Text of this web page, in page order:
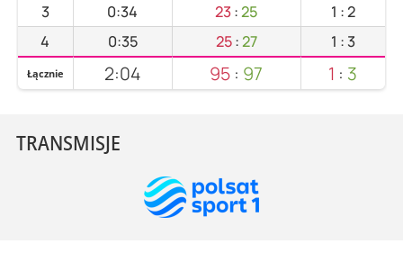
3
0:34 23:25 1 :2
4
0:35 25:27 1 :3
Łącznie 2:04 95 : 97 1 : 3
TRANSMISJE